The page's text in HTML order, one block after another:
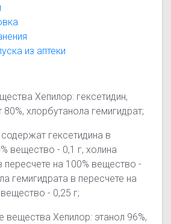
из аптеки
Хепилор: гексетидин,
80%, хлорбутанола гемигидрат;
гексетидина в
вещество - 0,1 г, холина
пересчете на 100% вещество -
гемигидрата в пересчете на
- 0,25 г;
вещества Хепилор: этанол 96%,